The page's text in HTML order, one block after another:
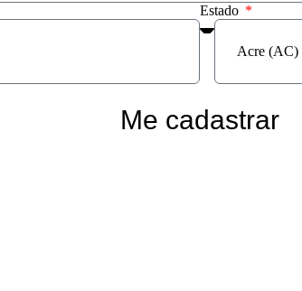
Estado
Me cadastrar